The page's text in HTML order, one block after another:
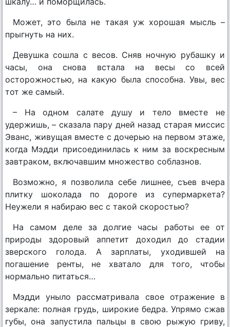
Может, это была не такая уж хорошая мысль –
прыгнуть на них.
Девушка сошла с весов. Сняв ночную рубашку и
часы, она снова встала на весы со всей
осторожностью, на какую была способна. Увы, вес
тот же самый.
– На одном салате душу и тело вместе не
удержишь, – сказала пару дней назад старая миссис
Эванс, живущая вместе с дочерью на первом этаже,
когда Мэдди присоединилась к ним за воскресным
завтраком, включавшим множество соблазнов.
Возможно, я позволила себе лишнее, съев вчера
плитку шоколада по дороге из супермаркета?
Неужели я набираю вес с такой скоростью?
На самом деле за долгие часы работы ее от
природы здоровый аппетит доходил до стадии
зверского голода. А зарплаты, уходившей на
погашение ренты, не хватало для того, чтобы
нормально питаться…
Мэдди уныло рассматривала свое отражение в
зеркале: полная грудь, широкие бедра. Упрямо сжав
губы, она запустила пальцы в свою рыжую гриву,